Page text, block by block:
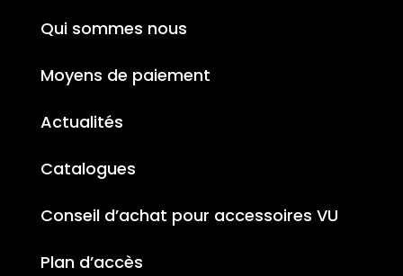
Qui sommes nous
Moyens de paiement
Actualités
Catalogues
Conseil d’achat pour accessoires VU
Plan d’accès